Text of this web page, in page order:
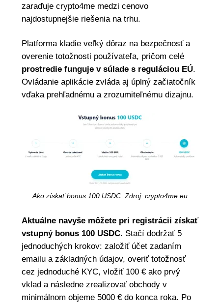
zaraďuje crypto4me medzi cenovo
najdostupnejšie riešenia na trhu.
Platforma kladie veľký dôraz na bezpečnosť a
overenie totožnosti používateľa, pričom celé
prostredie funguje v súlade s reguláciou EÚ.
Ovládanie aplikácie zvláda aj úplný začiatočník
vďaka prehľadnému a zrozumiteľnému dizajnu.
Ako získať bonus 100 USDC. Zdroj: crypto4me.eu
Aktuálne navyše môžete pri registrácii získať
vstupný bonus 100 USDC. Stačí dodržať 5
jednoduchých krokov: založiť účet zadaním
emailu a základných údajov, overiť totožnosť
cez jednoduché KYC, vložiť 100 € ako prvý
vklad a následne zrealizovať obchody v
minimálnom objeme 5000 € do konca roka. Po